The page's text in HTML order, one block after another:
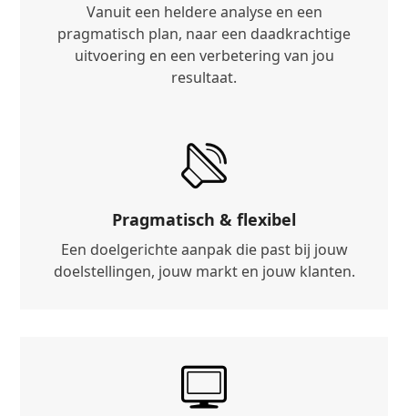
Vanuit een heldere analyse en een
pragmatisch plan, naar een daadkrachtige
uitvoering en een verbetering van jou
resultaat.
Pragmatisch & flexibel
Een doelgerichte aanpak die past bij jouw
doelstellingen, jouw markt en jouw klanten.